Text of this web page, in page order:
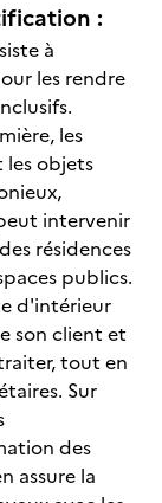
:
à
les rendre
les
les objets
intervenir
résidences
publics.
d'intérieur
son client et
tout en
Sur
des
assure la